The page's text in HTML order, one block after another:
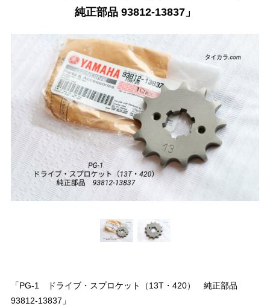
純正部品 93812-13837」
「PG-1 ドライブ・スプロケット（13T・420） 純正部品
93812-13837」